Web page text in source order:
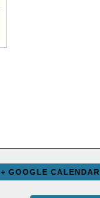
+ GOOGLE CALENDAR